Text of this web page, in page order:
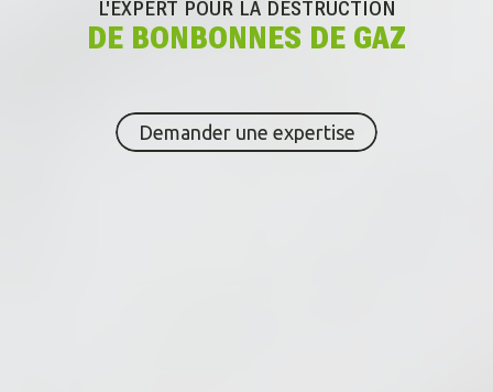
L'EXPERT POUR LA DESTRUCTION
DE BONBONNES DE GAZ
Demander une expertise